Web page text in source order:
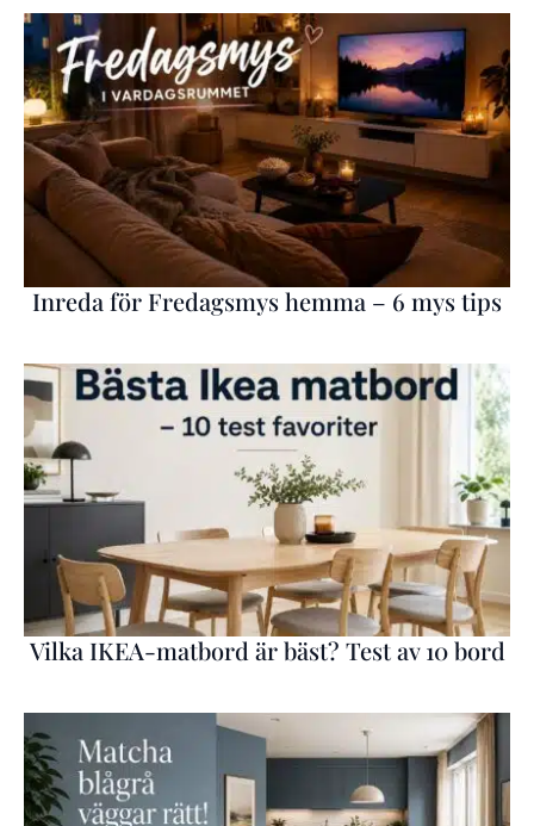
Inreda för Fredagsmys hemma – 6 mys tips
Vilka IKEA-matbord är bäst? Test av 10 bord